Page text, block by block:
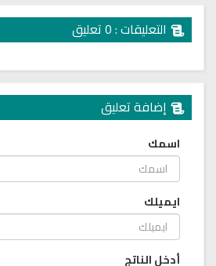
التعليقات : 0 تعليق
إضافة تعليق
اسمك
ايميلك
أدخل الناتج